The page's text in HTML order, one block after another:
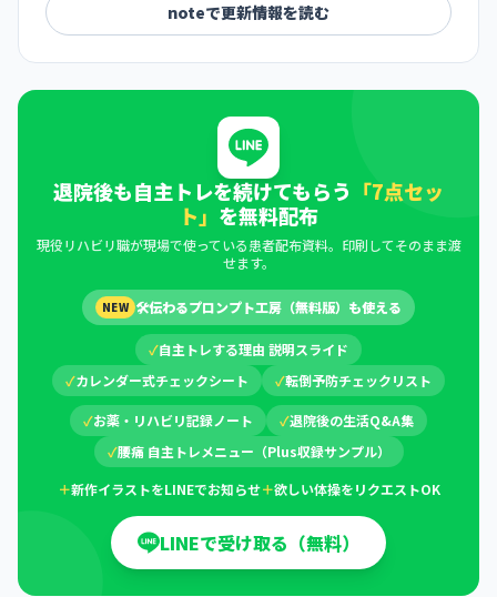
noteで更新情報を読む
退院後も自主トレを続けてもらう 「7点セッ
ト」 を無料配布
現役リハビリ職が現場で使っている患者配布資料。印刷してそのまま渡
せます。
NEW 🛠伝わるプロンプト工房（無料版）も使える
✓自主トレする理由 説明スライド
✓カレンダー式チェックシート ✓転倒予防チェックリスト
✓お薬・リハビリ記録ノート ✓退院後の生活Q&A集
✓腰痛 自主トレメニュー（Plus収録サンプル）
＋新作イラストをLINEでお知らせ＋欲しい体操をリクエストOK
LINEで受け取る（無料）